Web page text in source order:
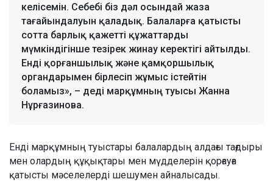
келісемін. Себебі біз дәл осындай жаза
тағайындалуын қаладық. Балаларға қатысты
сотта барлық қажетті құжаттарды
мүмкіндігінше тезірек жинау керектігі айтылды.
Енді қорғаншылық және қамқоршылық
органдарымен бірлесіп жұмыс істейтін
боламыз», – деді марқұмның туысы Жанна
Нұрғазинова.
Енді марқұмның туыстары балалардың алдағы тағдыры
мен олардың құқықтары мен мүдделерін қорғауға
қатысты мәселелерді шешумен айналысады.